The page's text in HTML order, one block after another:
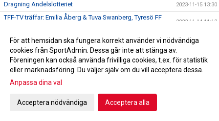
Dragning Andelslotteriet 2023-11-15 13:30
TFF-TV träffar: Emilia Åberg & Tuva Swanberg, Tyresö FF
2023-11-14 11:12
Emilia Ågren och Tuva Swanberg till distriktslagssamlingen! 2023-11-14 10:48
TFF-TV träffar: Alice Bengtzon Scheele 2023-11-11 18:55
Tyresö Centrum ny Huvudpartner! 2023-11-10 16:00
TFF-TV träffar: Emil Pagrot, Tyresö FF Dam
Alice Bengtzon Scheele till Tyresö FF Dam!
TFF-TV träffar: Adam Bergström, Tyresö FF P18
För att hemsidan ska fungera korrekt använder vi nödvändiga
cookies från SportAdmin. Dessa går inte att stänga av.
Föreningen kan också använda frivilliga cookies, t.ex. för statistik
eller marknadsföring. Du väljer själv om du vill acceptera dessa.
Anpassa dina val
Acceptera nödvändiga Acceptera alla